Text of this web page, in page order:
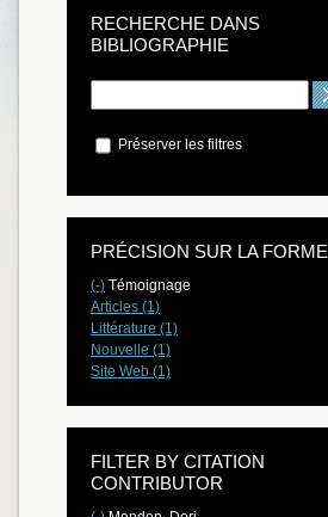
RECHERCHE DANS
BIBLIOGRAPHIE
Préserver les filtres
PRÉCISION SUR LA FORME
(-) Témoignage
Articles (1)
Littérature (1)
Nouvelle (1)
Site Web (1)
FILTER BY CITATION
CONTRIBUTOR